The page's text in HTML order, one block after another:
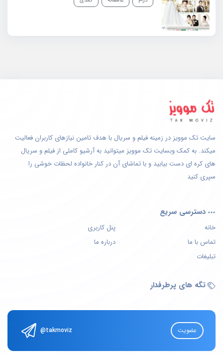
سایت تک موویز در زمینه فیلم و سریال با هدف تامین نیازهای کاربران فعالیت
میکند. به کمک وبسایت تک موویز میتوانید به آرشیو کاملی از فیلم و سریال
های کره ای دست بیابید و با تماشای آن در کنار خانواده لحظات خوشی را
سپری کنید
دسترسی سریع
خانه
پنل کاربری
تماس با ما
درباره ما
تبلیغات
تگه های پرطرفدار
@takmoviz عضویت